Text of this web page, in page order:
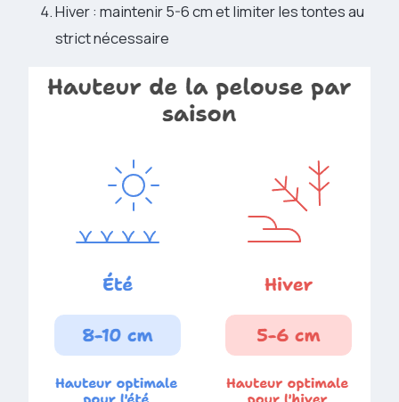
Hiver : maintenir 5-6 cm et limiter les tontes au
strict nécessaire